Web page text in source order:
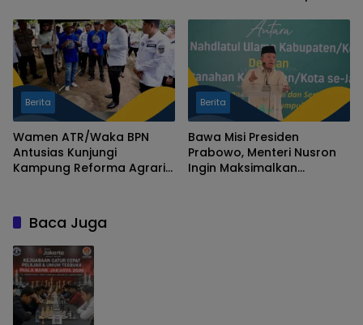
Berikan Penghargaan
WTAB
Pertanahan
Berita
Wamen ATR/Waka BPN
Antusias Kunjungi
Kampung Reforma Agraria
Masyarakat
Berita
Bawa Misi Presiden
Prabowo, Menteri Nusron
Ingin Maksimalkan
Baca Juga